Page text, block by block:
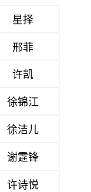
星择
邢菲
许凯
徐锦江
徐洁儿
谢霆锋
许诗悦